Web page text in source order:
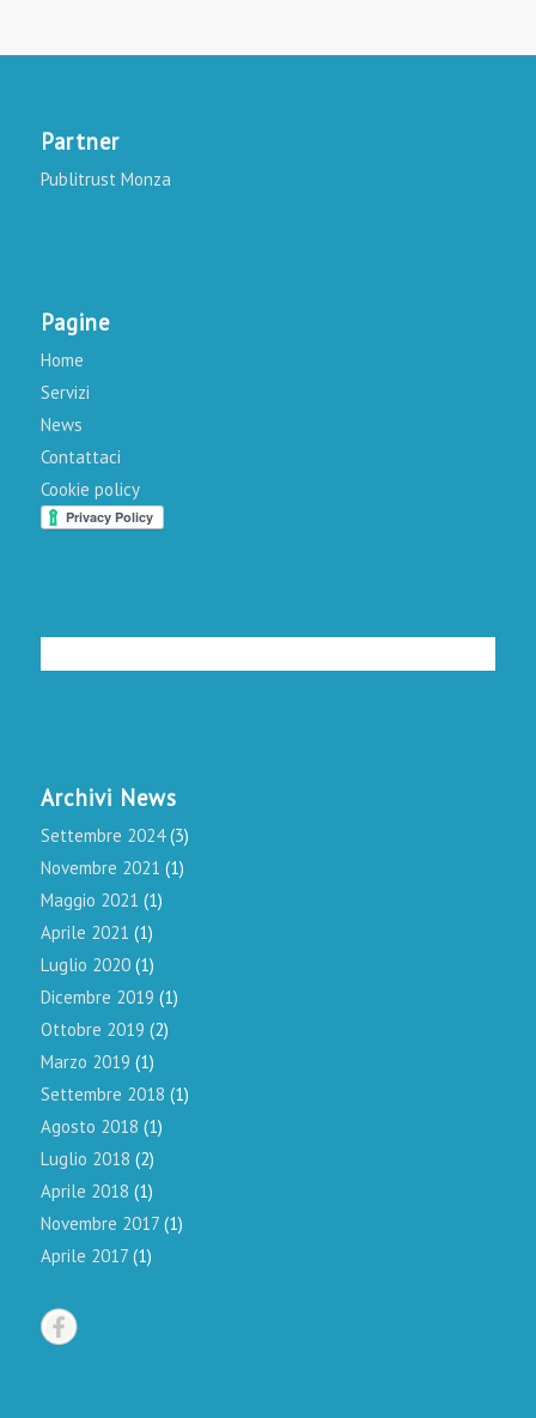
Partner
Publitrust Monza
Pagine
Home
Servizi
News
Contattaci
Cookie policy
Archivi News
Settembre 2024(3)
Novembre 2021 (1)
Maggio 2021 (1)
Aprile 2021 (1)
Luglio 2020(1)
Dicembre 2019 (1)
Ottobre 2019 (2)
Marzo 2019 (1)
Settembre 2018 (1)
Agosto 2018 (1)
Luglio 2018 (2)
Aprile 2018 (1)
Novembre 2017(1)
Aprile 2017(1)